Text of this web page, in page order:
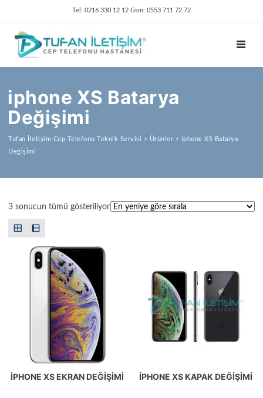
Tel: 0216 330 12 12 Gsm: 0553 711 72 72
iphone XS Batarya
Değişimi
Tufan İletişim Cep Telefonu Teknik Servisi > Ürünler > iphone XS Batarya
Değişimi
3 sonucun tümü gösteriliyorEn yeniye göre sıralandı
IPHONE XS EKRAN DEĞIŞIMI IPHONE XS KAPAK DEĞIŞIMI